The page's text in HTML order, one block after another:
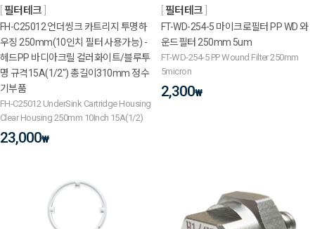
필터테크
FH-C25012 언더씽크 카트리지 투명하
우징 250mm(10인치 필터 사용가능) -
헤드PP 바디아크릴 컬러화이트/블루투
명 규격15A(1/2") 총길이310mm 정수
기부품
FH-C25012 UnderSink Cartridge Housing
Clear Housing 250mm 10Inch 15A(1/2)
23,000₩
필터테크
FT-WD-254-5 마이크로필터 PP WD 와
운드필터 250mm 5um
FT-WD-254-5 PP Wound Filter 250mm
5micron
2,300₩